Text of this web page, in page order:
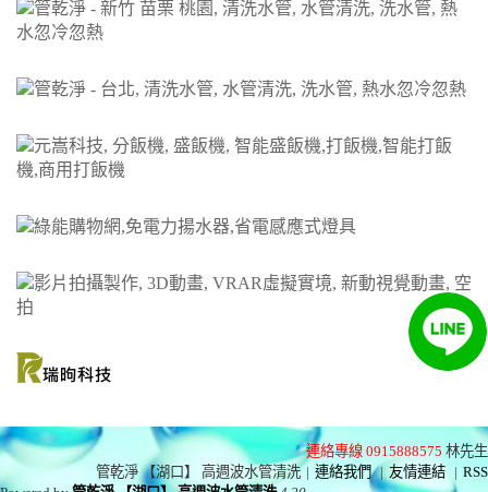
連絡專線 0915888575 林先生
管乾淨 【湖口】 高週波水管清洗 | 連絡我們 | 友情連結 | RSS